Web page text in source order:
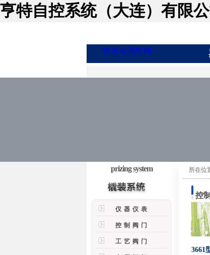
亨特自控系统（大连）有限
凯发会员官网
prizing system
仪器仪表
控制阀门
工艺阀门
所在位
控
3661